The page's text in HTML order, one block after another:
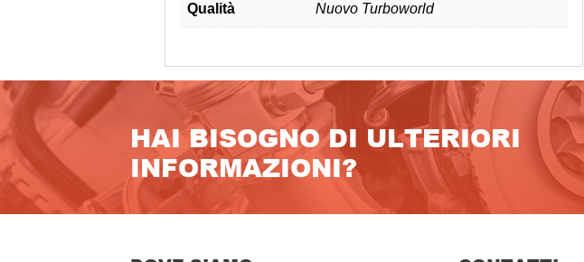
Qualità Nuovo Turboworld
HAI BISOGNO DI ULTERIORI
INFORMAZIONI?